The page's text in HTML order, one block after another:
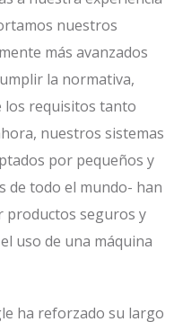
nuestros
más avanzados
la normativa,
los requisitos tanto
nuestros sistemas
por pequeños y
de todo el mundo- han
productos seguros y
uso de una máquina
ha reforzado su largo